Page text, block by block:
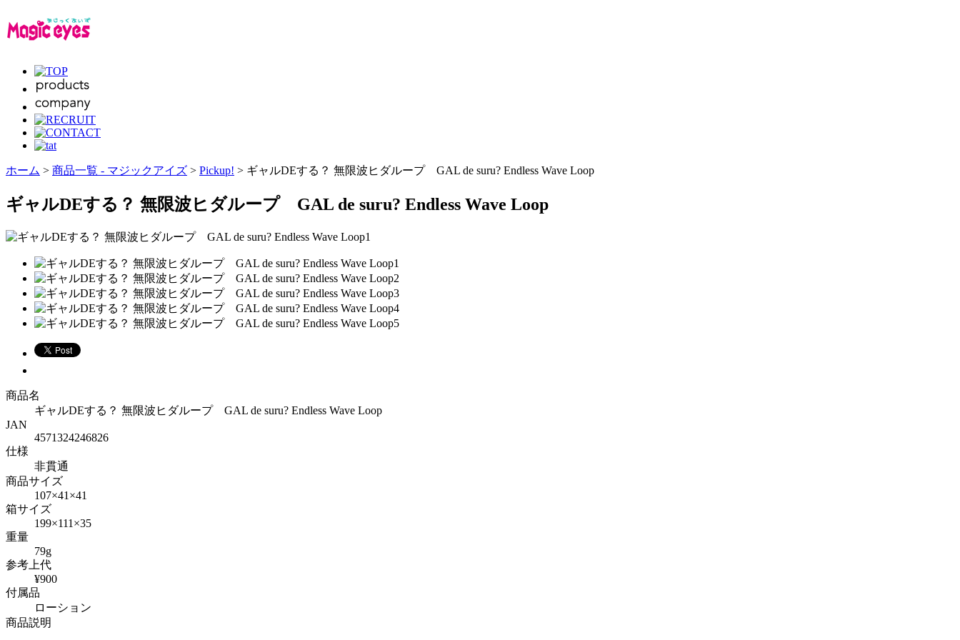
ホーム > 商品一覧 - マジックアイズ > Pickup! > ギャルDEする？ 無限波ヒダループ GAL de suru? Endless Wave Loop
ギャルDEする？ 無限波ヒダループ GAL de suru? Endless Wave Loop
商品名
ギャルDEする？ 無限波ヒダループ GAL de suru? Endless Wave Loop
JAN
4571324246826
仕様
非貫通
商品サイズ
107×41×41
箱サイズ
199×111×35
重量
79g
参考上代
¥900
付属品
ローション
商品説明